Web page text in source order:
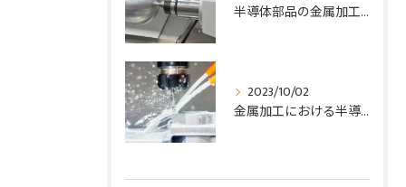
半導体部品の金属加工における重要なポイント５つを徹底解説
2023/10/02
金属加工における半導体部品の重要性と効果的な加工方法とは？